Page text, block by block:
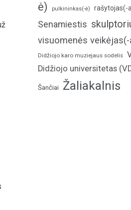
ė)
pulkininkas(-ė) rašytojas(-
Senamiestis
visuomenės veikėjas(-
Didžiojo karo muziejaus sodelis
Didžiojo universitetas
Šančiai Žaliakalnis